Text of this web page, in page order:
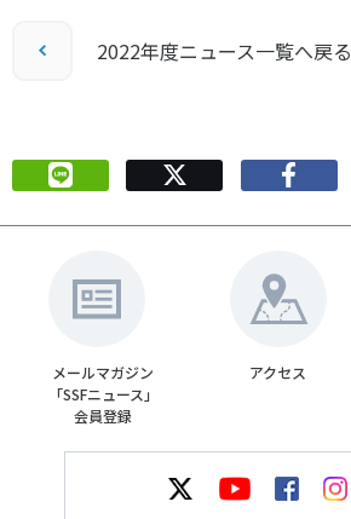
2022年度ニュース一覧へ戻る
メールマガジン
「SSFニュース」
会員登録
アクセス